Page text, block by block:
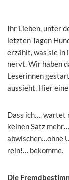
Ihr Lieben, unter
letzten Tagen
erzählt, was sie in
nervt. Wir haben
Leserinnen
aussieht. Hier
Dass ich…. wartet
keinen Satz
abwischen…ohne
rein!… bekomme.
Die